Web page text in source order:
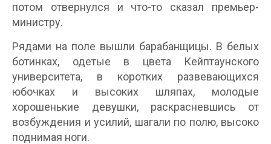
потом отвернулся и что-то сказал премьер-
министру.
Рядами на поле вышли барабанщицы. В белых
ботинках, одетые в цвета Кейптаунского
университета, в коротких развевающихся
юбочках и высоких шляпах, молодые
хорошенькие девушки, раскрасневшись от
возбуждения и усилий, шагали по полю, высоко
поднимая ноги.